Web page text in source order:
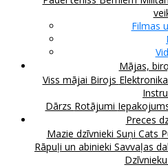
Filmas
Mājas,
Viss mājai Birojs Elektronika
Dārzs Rotājumi
Preces
Mazie dzīvnieki Suņi Cats
Rāpuļi un abinieki Savvaļas